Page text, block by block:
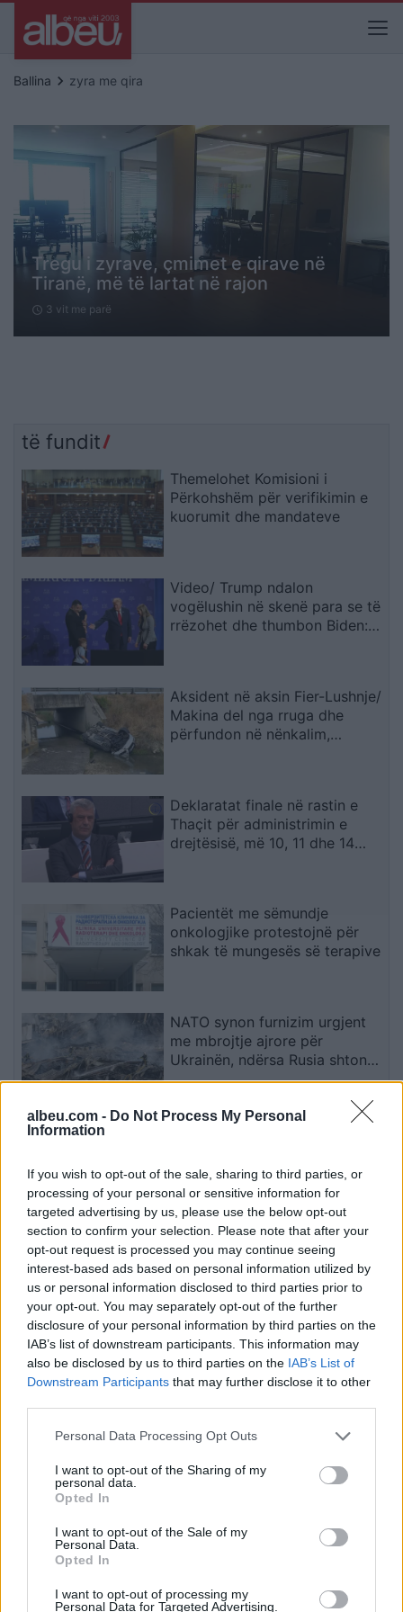
albeu.com - Do Not Process My Personal
Information
If you wish to opt-out of the sale, sharing to third parties, or
processing of your personal or sensitive information for
targeted advertising by us, please use the below opt-out
section to confirm your selection. Please note that after your
opt-out request is processed you may continue seeing
interest-based ads based on personal information utilized by
us or personal information disclosed to third parties prior to
your opt-out. You may separately opt-out of the further
disclosure of your personal information by third parties on the
IAB’s list of downstream participants. This information may
also be disclosed by us to third parties on the IAB’s List of
Downstream Participants that may further disclose it to other
Personal Data Processing Opt Outs
I want to opt-out of the Sharing of my
personal data.
Opted In
I want to opt-out of the Sale of my
Personal Data.
Opted In
I want to opt-out of processing my
Personal Data for Targeted Advertising.
Ballina keyboard_arrow_right zyra me qira
Tregu i zyrave, çmimet e qirave në
Tiranë, më të lartat në rajon
schedule 3 vit me parë
të fundit
Themelohet Komisioni i
Përkohshëm për verifikimin e
kuorumit dhe mandateve
Video/ Trump ndalon
vogëlushin në skenë para se të
rrëzohet dhe thumbon Biden:
Aksident në aksin Fier-Lushnje/
Makina del nga rruga dhe
përfundon në nënkalim,
Deklaratat finale në rastin e
Thaçit për administrimin e
drejtësisë, më 10, 11 dhe 14
Pacientët me sëmundje
onkologjike protestojnë për
shkak të mungesës së terapive
NATO synon furnizim urgjent
me mbrojtje ajrore për
Ukrainën, ndërsa Rusia shton
sulmet para dimrit
akuzuar për tre vrasje, u
deportua nga SHBA në
Shqipëri
Esim for Global
Esim for USA | Esim for Italy Esim for Spain|Esim